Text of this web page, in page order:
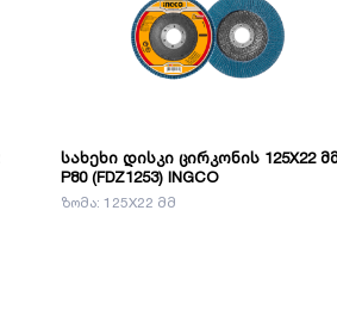
სახეხი დისკი ცირკონის 125X22
P80 (FDZ1253) INGCO
ზომა: 125X22 მმ